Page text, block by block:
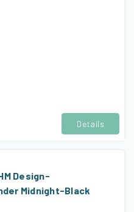
Details
Design-
Midnight-Black